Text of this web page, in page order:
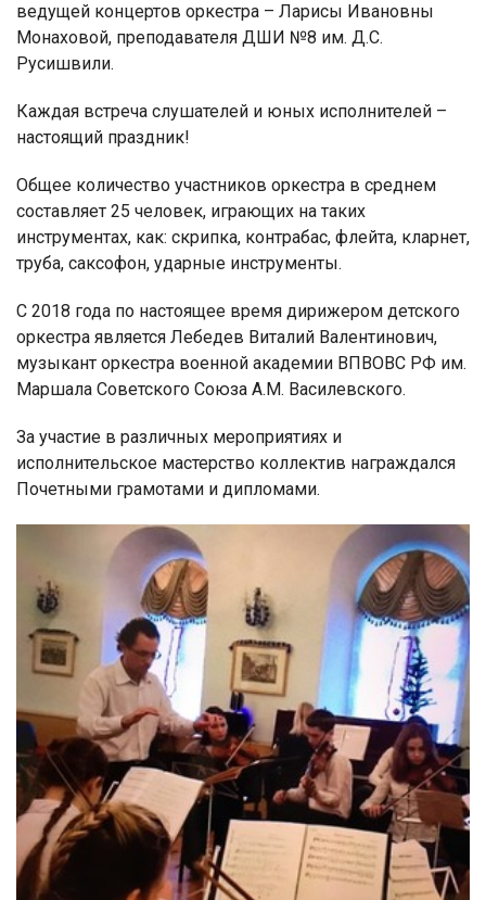
ведущей концертов оркестра – Ларисы Ивановны
Монаховой, преподавателя ДШИ №8 им. Д.С.
Русишвили.
Каждая встреча слушателей и юных исполнителей –
настоящий праздник!
Общее количество участников оркестра в среднем
составляет 25 человек, играющих на таких
инструментах, как: скрипка, контрабас, флейта, кларнет,
труба, саксофон, ударные инструменты.
С 2018 года по настоящее время дирижером детского
оркестра является Лебедев Виталий Валентинович,
музыкант оркестра военной академии ВПВОВС РФ им.
Маршала Советского Союза А.М. Василевского.
За участие в различных мероприятиях и
исполнительское мастерство коллектив награждался
Почетными грамотами и дипломами.